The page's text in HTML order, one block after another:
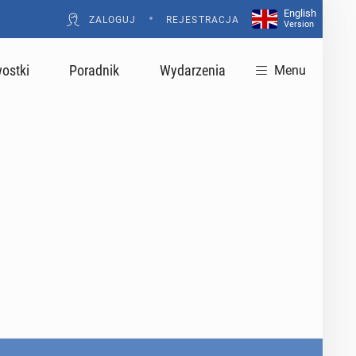
ZALOGUJ • REJESTRACJA
English
Version
Poradnik Wydarzenia Menu